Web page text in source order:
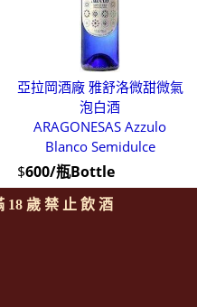
亞拉岡酒廠 雅舒洛微甜微氣
泡白酒
ARAGONESAS Azzulo
Blanco Semidulce
$600/瓶Bottle
18 歲 禁 止 飲 酒